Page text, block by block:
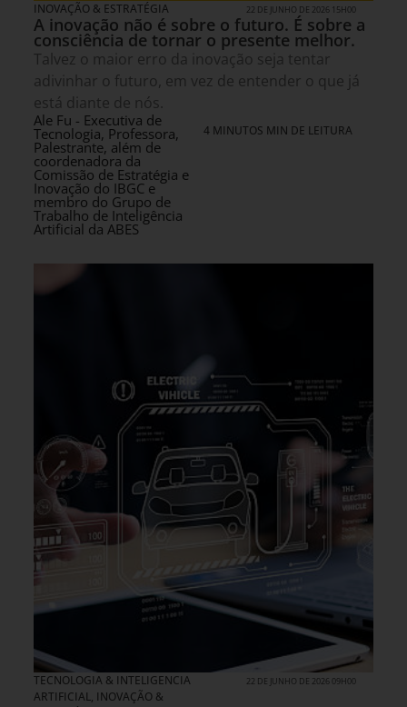
INOVAÇÃO & ESTRATÉGIA 22 DE JUNHO DE 2026 15H00
A inovação não é sobre o futuro. É sobre a
consciência de tornar o presente melhor.
Talvez o maior erro da inovação seja tentar
adivinhar o futuro, em vez de entender o que já
está diante de nós.
Ale Fu - Executiva de
Tecnologia, Professora,
Palestrante, além de
coordenadora da
Comissão de Estratégia e
Inovação do IBGC e
membro do Grupo de
Trabalho de Inteligência
Artificial da ABES
4 MINUTOS MIN DE LEITURA
TECNOLOGIA & INTELIGENCIA
ARTIFICIAL, INOVAÇÃO &
22 DE JUNHO DE 2026 09H00